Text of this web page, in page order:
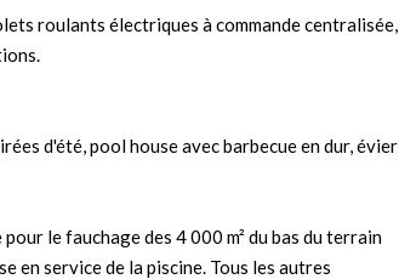
roulants électriques à commande centralisée,
d'été, pool house avec barbecue en dur, évier
le fauchage des 4 000 m² du bas du terrain
en service de la piscine. Tous les autres